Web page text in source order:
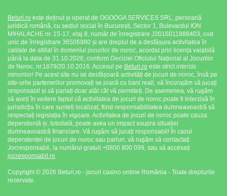
Beturi.ro este deținut și operat de OGOOGA SERVICES SRL, persoană
juridică română, cu sediul social în București, Sector 1, Bulevardul ION
MIHALACHE nr. 15-17, etaj 8, număr de înregistrare J2016011888403, cod
unic de înregistrare 36506980 și are dreptul de a desfășura activitatea în
calitate de afiliat în domeniul jocurilor de noroc, acordat prin licența valabilă
până la data de 31.10.2026, conform Deciziei Oficiului Național al Jocurilor
de Noroc, nr.1879/20.10.2016. Accesul pe Beturi.ro este strict interzis
minorilor! Pe acest site nu se desfășoară activități de jocuri de noroc, însă pe
site-urile partenerilor promovați se joacă cu bani reali, vă încurajăm să jucați
responsabil și să pariați doar atât cât vă permiteți. De asemenea, vă rugăm
să aveți în vedere faptul că activitatea de jocuri de noroc poate fi interzisă în
jurisdicția în care sunteți localizat, fiind responsabilitatea dumneavoastră să
respectați legislația în vigoare. Activitatea de jocuri de noroc poate cauza
dependență și, totodată, poate avea un impact asupra situației
dumneavoastră financiare. Vă rugăm să jucați responsabil! În cazul
dependenței de jocuri de noroc sau pariuri, vă rugăm să contactați
Jocresponsabil, la numărul gratuit +0800 800 099, sau să accesați
jocresponsabil.ro
Copyright © 2026 Beturi.ro - jocuri casino online România - Toate drepturile
rezervate.